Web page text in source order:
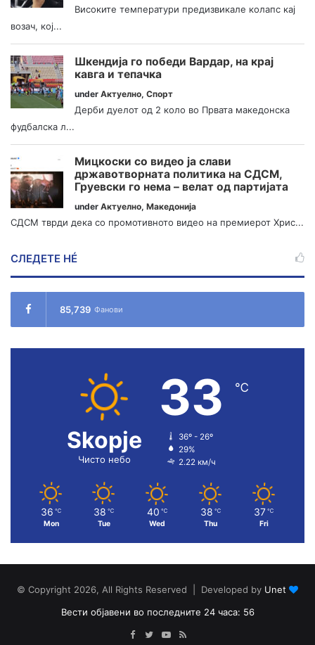
Високите температури предизвикале колапс кај
возач, кој...
Шкендија го победи Вардар, на крај
кавга и тепачка
under Актуелно, Спорт
Дерби дуелот од 2 коло во Првата македонска
фудбалска л...
Мицкоски со видео ја слави
државотворната политика на СДСМ,
Груевски го нема – велат од партијата
under Актуелно, Македонија
СДСМ тврди дека со промотивното видео на премиерот Хрис...
СЛЕДЕТЕ НÉ
85,739 Фанови
Skopje
Чисто небо
33 ℃
36º - 26º
29%
2.22 км/ч
36 ℃
Mon
38 ℃
Tue
40 ℃
Wed
38 ℃
Thu
37 ℃
Fri
© Copyright 2026, All Rights Reserved | Developed by Unet
Вести објавени во последните 24 часа: 56
Facebook
TwitterYouTube
RSS